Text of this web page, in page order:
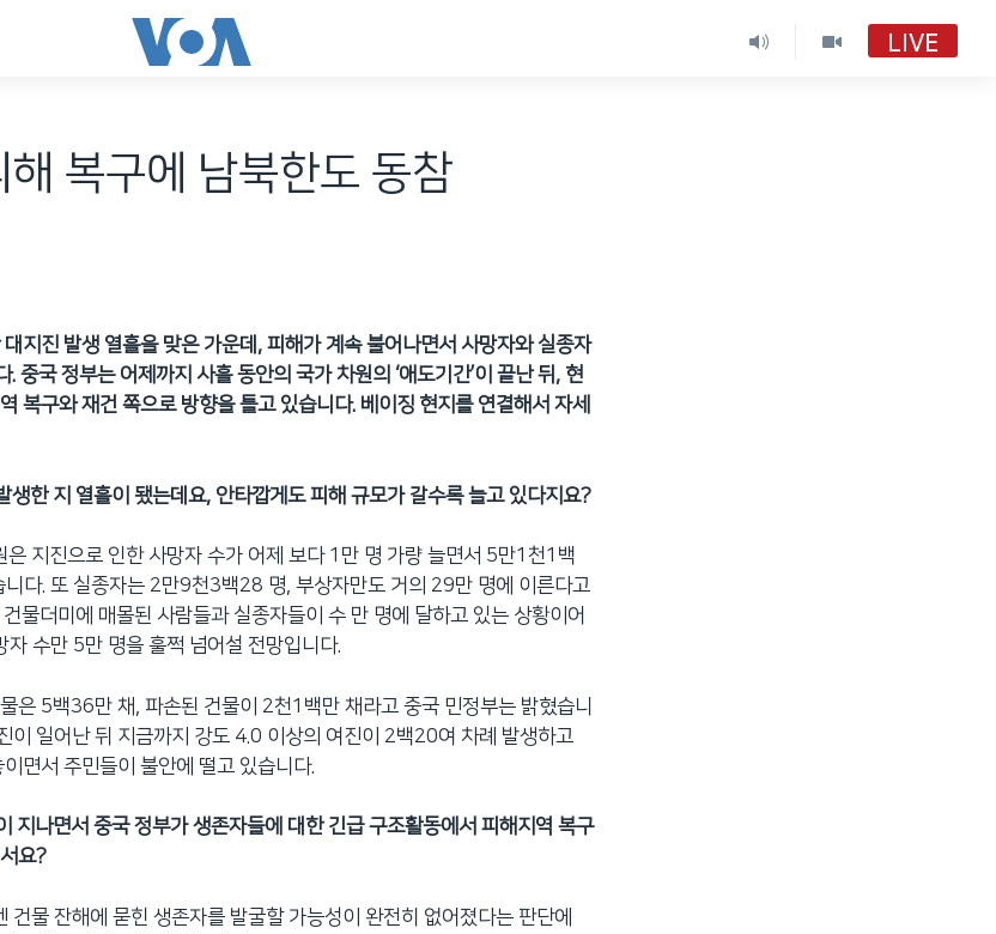
LIVE
복구에 남북한도 동참
지진 발생 열흘을 맞은 가운데 , 피해가 계속 불어나면서 사망자와 실종자
중국 정부는 어제까지 사흘 동안의 국가 차원의 ‘애도기간’이 끝난 뒤, 현
복구와 재건 쪽으로 방향을 틀고 있습니다. 베이징 현지를 연결해서 자세
한 지 열흘이 됐는데요, 안타깝게도 피해 규모가 갈수록 늘고 있다지요?
지진으로 인한 사망자 수가 어제 보다 1만 명 가량 늘면서 5만1천1백
다. 또 실종자는 2만9천3백28 명, 부상자만도 거의 29만 명에 이른다고
물더미에 매몰된 사람들과 실종자들이 수 만 명에 달하고 있는 상황이어
자 수만 5만 명을 훌쩍 넘어설 전망입니다.
은 5백36만 채, 파손된 건물이 2천1백만 채라고 중국 민정부는 밝혔습니
이 일어난 뒤 지금까지 강도 4.0 이상의 여진이 2백20여 차례 발생하고
면서 주민들이 불안에 떨고 있습니다.
지나면서 중국 정부가생존자들에 대한 긴급 구조활동에서 피해지역 복구
요?
건물 잔해에 묻힌 생존자를 발굴할 가능성이 완전히 없어졌다는 판단에